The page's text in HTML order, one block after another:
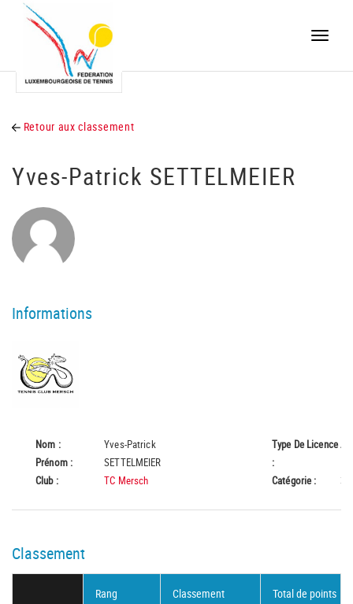
Toggle
Retour aux classement
Yves-Patrick SETTELMEIER
Informations
Nom :
Yves-Patrick
Prénom :
SETTELMEIER
Club :
TC Mersch
Type De Licence
:
A
Catégorie :
Classement
Rang Classement Total de points